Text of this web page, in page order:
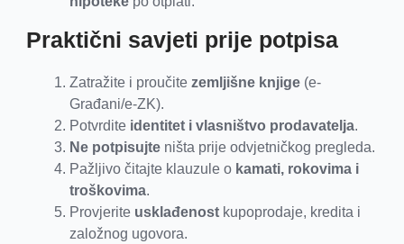
Praktični savjeti prije potpisa
Zatražite i proučite zemljišne knjige(e-
Građani/e-ZK).
Potvrdite identitet i vlasništvo prodavatelja.
Ne potpisujteništa prije odvjetničkog pregleda.
Pažljivo čitajte klauzule o kamati, rokovima i
troškovima.
Provjerite usklađenostkupoprodaje, kredita i
založnog ugovora.